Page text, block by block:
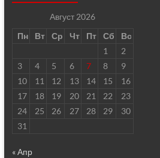
Август 2026
Пн
Вт Ср Чт Пт Сб
Вс
1
2
3
4 5 6 7 8
9
10
11 12 13 14 15
16
17
18 19 20 21 22
23
24
25 26 27 28 29
30
31
« Апр